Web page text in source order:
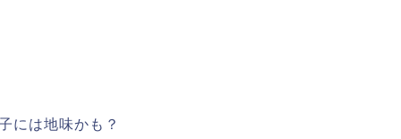
には地味かも？